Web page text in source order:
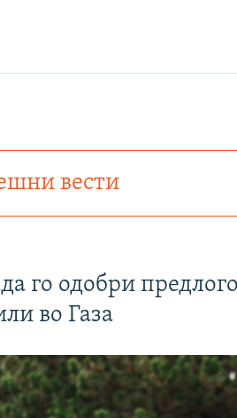
вести
го одобри
во Газа